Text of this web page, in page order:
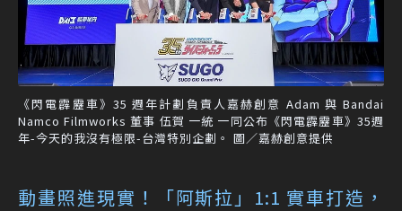
《閃電霹靂車》35 週年計劃負責人嘉赫創意 Adam 與 Bandai
Namco Filmworks 董事 伍賀 一統 一同公布《閃電霹靂車》35週
年-今天的我沒有極限-台灣特別企劃。 圖／嘉赫創意提供
動畫照進現實！「阿斯拉」1:1 實車打造，